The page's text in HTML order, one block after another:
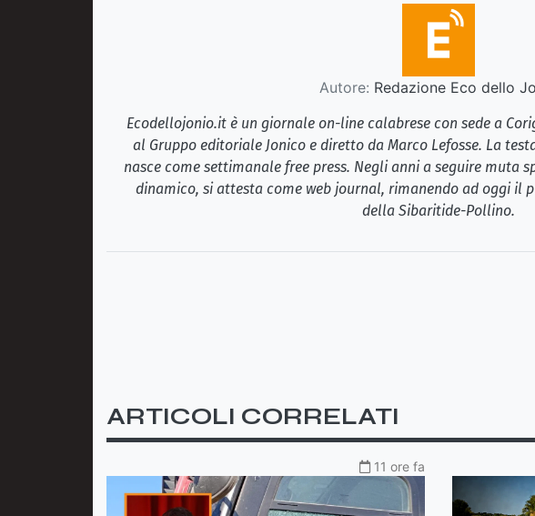
Autore: Redazione Eco dello
Ecodellojonio.it è un giornale on-line calabrese con sede a
al Gruppo editoriale Jonico e diretto da Marco Lefosse. La
nasce come settimanale free press. Negli anni a seguire muta
dinamico, si attesta come web journal, rimanendo ad oggi il
della Sibaritide-Pollino.
ARTICOLI CORRELATI
11 ore fa